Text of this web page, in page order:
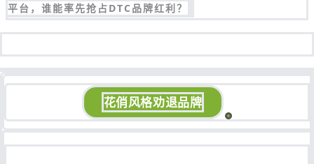
平台，谁能率先抢占DTC品牌红利？
花俏风格劝退品牌